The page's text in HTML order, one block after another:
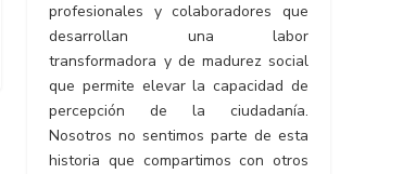
profesionales y colaboradores que
desarrollan una labor
transformadora y de madurez social
que permite elevar la capacidad de
percepción de la ciudadanía.
Nosotros no sentimos parte de esta
historia que compartimos con otros